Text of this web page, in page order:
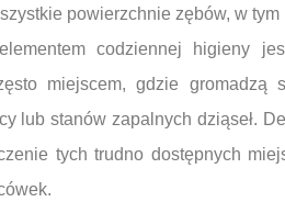
powierzchnie zębów, w
codziennej higieny
miejscem, gdzie
lub stanów zapalnych dziąseł.
tych trudno dostępnych